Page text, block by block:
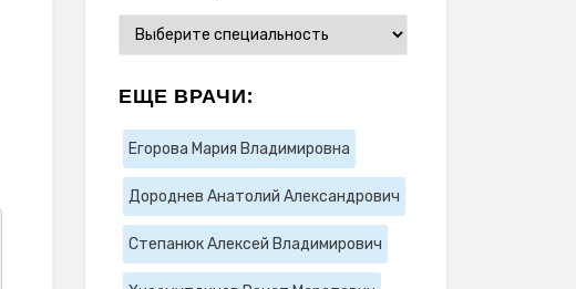
ЕЩЕ ВРАЧИ:
Егорова Мария Владимировна
Дороднев Анатолий Александрович
Степанюк Алексей Владимирович